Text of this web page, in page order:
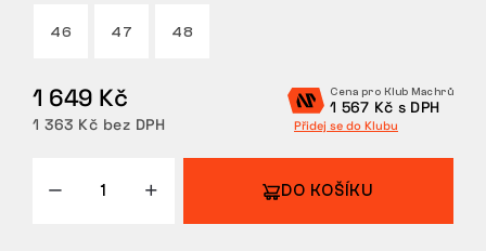
46 47 48
1 649 Kč
1 363 Kč bez DPH
Cena pro Klub Machrů
1 567 Kč s DPH
Přidej se do Klubu
DO KOŠÍKU